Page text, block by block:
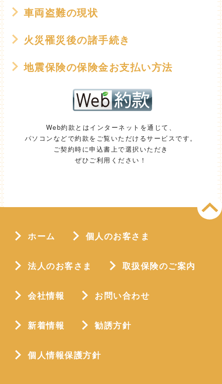
車両盗難の現状
火災罹災後の諸手続き
地震保険の保険金お支払い方法
Web約款とはインターネットを通じて、
パソコンなどで約款をご覧いただけるサービスです。
ご契約時に申込書上で選択いただき
ぜひご利用ください！
ホーム 個人のお客さま
法人のお客さま 取扱保険のご案内
会社情報 お問い合わせ
新着情報 勧誘方針
個人情報保護方針